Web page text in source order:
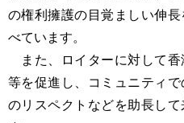
の権利擁護の目覚ましい伸
べています。
また、ロイターに対して香
等を促進し、コミュニティ
のリスペクトなどを助長し